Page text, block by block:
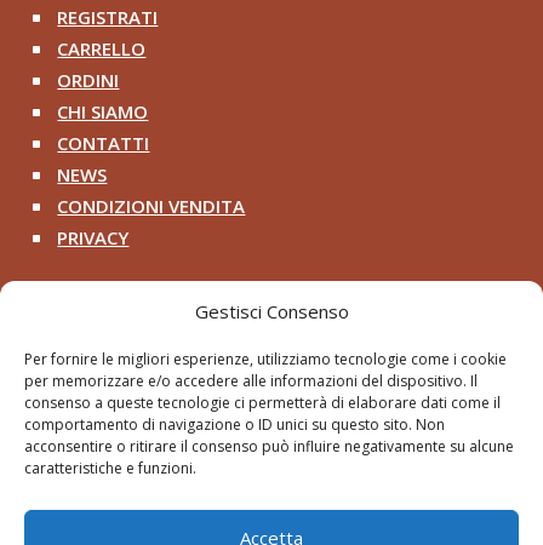
Gestisci Consenso
Per fornire le migliori esperienze, utilizziamo tecnologie come i cookie
per memorizzare e/o accedere alle informazioni del dispositivo. Il
consenso a queste tecnologie ci permetterà di elaborare dati come il
comportamento di navigazione o ID unici su questo sito. Non
acconsentire o ritirare il consenso può influire negativamente su alcune
caratteristiche e funzioni.
Accetta
^ REGISTRATI
^ CARRELLO
^ ORDINI
^ CHI SIAMO
^ CONTATTI
^ NEWS
^ CONDIZIONI VENDITA
^ PRIVACY
 +39 333 200 8218
 pithosancientart@gmail.com
 Via Roma 2 – Cerveteri RM